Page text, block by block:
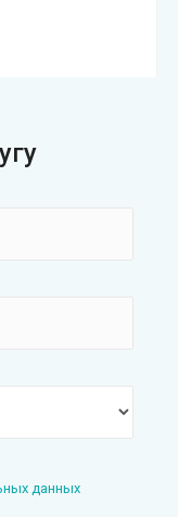
данных